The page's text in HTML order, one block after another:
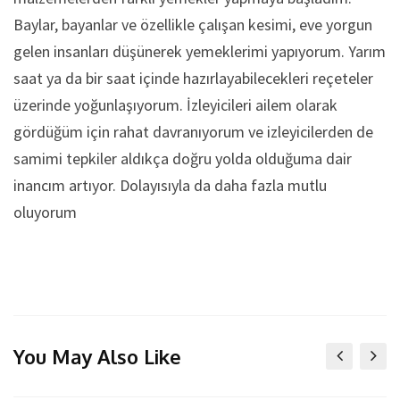
Baylar, bayanlar ve özellikle çalışan kesimi, eve yorgun
gelen insanları düşünerek yemeklerimi yapıyorum. Yarım
saat ya da bir saat içinde hazırlayabilecekleri reçeteler
üzerinde yoğunlaşıyorum. İzleyicileri ailem olarak
gördüğüm için rahat davranıyorum ve izleyicilerden de
samimi tepkiler aldıkça doğru yolda olduğuma dair
inancım artıyor. Dolayısıyla da daha fazla mutlu
oluyorum
You May Also Like